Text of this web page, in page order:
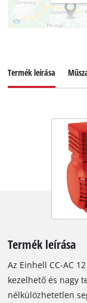
Termék leírása
Termék leírása
Az Einhell CC-AC
kezelhető és nagy
nélkülözhetetlen